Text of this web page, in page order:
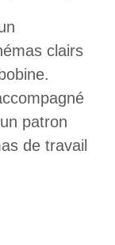
clairs
patron
de travail